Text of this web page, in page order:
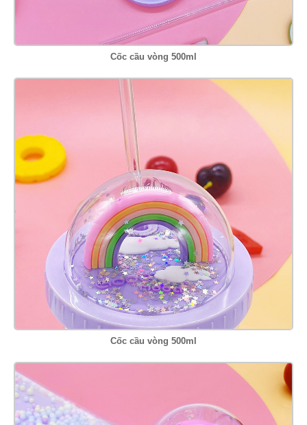
Cốc cầu vòng 500ml
Cốc cầu vòng 500ml